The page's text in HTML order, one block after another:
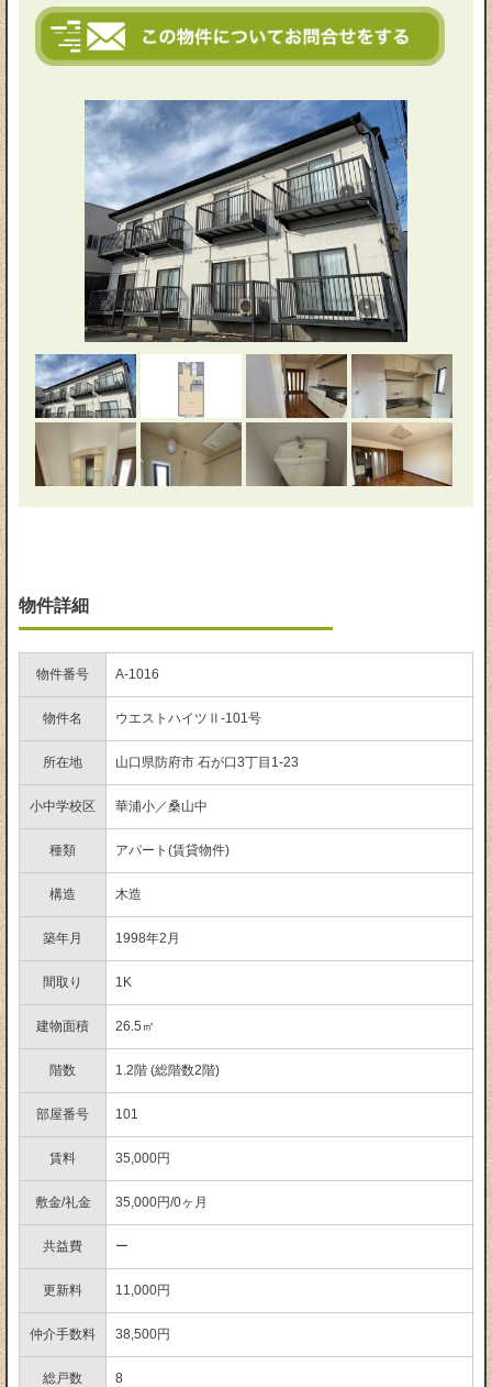
物件詳細
物件番号 A-1016
物件名 ウエストハイツⅡ-101号
所在地 山口県防府市 石が口3丁目1-23
小中学校区 華浦小／桑山中
種類 アパート(賃貸物件)
構造 木造
築年月 1998年2月
間取り 1K
建物面積 26.5㎡
階数 1.2階 (総階数2階)
部屋番号 101
賃料 35,000円
敷金/礼金 35,000円/0ヶ月
共益費 ー
更新料 11,000円
仲介手数料 38,500円
総戸数 8